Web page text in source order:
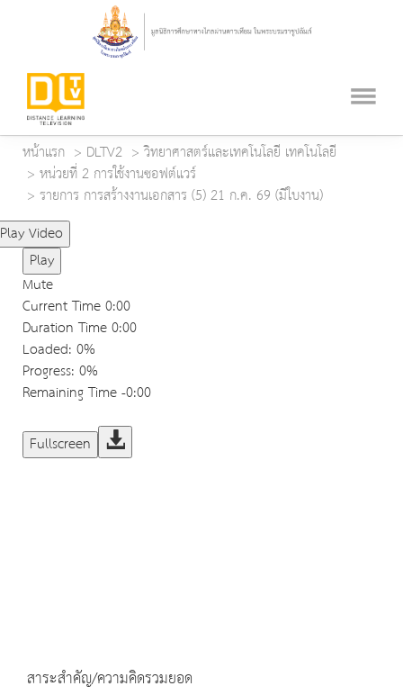
หน้าแรก DLTV2
วิทยาศาสตร์และเทคโนโลยี เทคโนโลยี
หน่วยที่ 2 การใช้งานซอฟต์แวร์
รายการ การสร้างงานเอกสาร (5) 21 ก.ค. 69 (มีใบงาน)
Play Video
Play
Mute
Current Time0:00
Duration Time0:00
Loaded: 0%
Progress: 0%
Remaining Time-0:00
Fullscreen
สาระสำคัญ/ความคิดรวมยอด